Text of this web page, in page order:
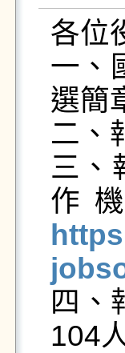
各位
一、
選簡
二、
三、
作
四、
104